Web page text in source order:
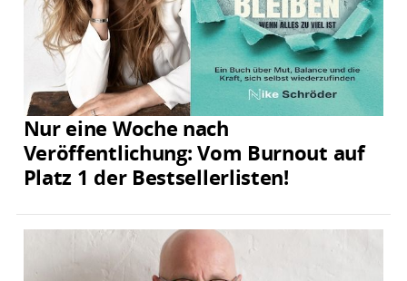
Nur eine Woche nach
Veröffentlichung: Vom Burnout auf
Platz 1 der Bestsellerlisten!